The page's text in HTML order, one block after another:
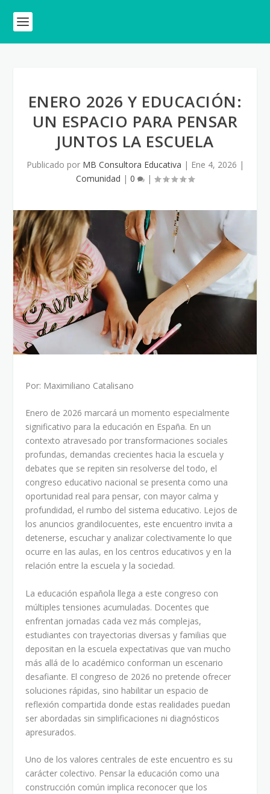
ENERO 2026 Y EDUCACIÓN:
UN ESPACIO PARA PENSAR
JUNTOS LA ESCUELA
Publicado por MB Consultora Educativa | Ene 4, 2026 |
Comunidad | 0 |
Por: Maximiliano Catalisano
Enero de 2026 marcará un momento especialmente
significativo para la educación en España. En un
contexto atravesado por transformaciones sociales
profundas, demandas crecientes hacia la escuela y
debates que se repiten sin resolverse del todo, el
congreso educativo nacional se presenta como una
oportunidad real para pensar, con mayor calma y
profundidad, el rumbo del sistema educativo. Lejos de
los anuncios grandilocuentes, este encuentro invita a
detenerse, escuchar y analizar colectivamente lo que
ocurre en las aulas, en los centros educativos y en la
relación entre la escuela y la sociedad.
La educación española llega a este congreso con
múltiples tensiones acumuladas. Docentes que
enfrentan jornadas cada vez más complejas,
estudiantes con trayectorias diversas y familias que
depositan en la escuela expectativas que van mucho
más allá de lo académico conforman un escenario
desafiante. El congreso de 2026 no pretende ofrecer
soluciones rápidas, sino habilitar un espacio de
reflexión compartida donde estas realidades puedan
ser abordadas sin simplificaciones ni diagnósticos
apresurados.
Uno de los valores centrales de este encuentro es su
carácter colectivo. Pensar la educación como una
construcción común implica reconocer que los